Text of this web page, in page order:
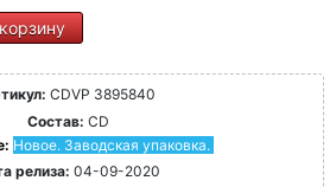
CDVP 3895840
Состав: CD
Новое. Заводская упаковка.
релиза: 04-09-2020